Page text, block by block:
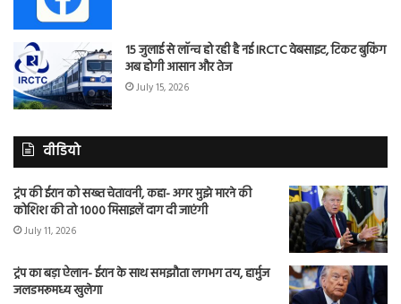
15 जुलाई से लॉन्च हो रही है नई IRCTC वेबसाइट, टिकट बुकिंग
अब होगी आसान और तेज
July 15, 2026
वीडियो
ट्रंप की ईरान को सख्त चेतावनी, कहा- अगर मुझे मारने की
कोशिश की तो 1000 मिसाइलें दाग दी जाएंगी
July 11, 2026
ट्रंप का बड़ा ऐलान- ईरान के साथ समझौता लगभग तय, हार्मुज
जलडमरूमध्य खुलेगा